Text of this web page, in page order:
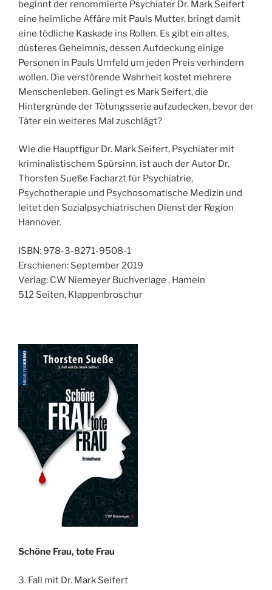
beginnt der renommierte Psychiater Dr. Mark Seifert
eine heimliche Affäre mit Pauls Mutter, bringt damit
eine tödliche Kaskade ins Rollen. Es gibt ein altes,
düsteres Geheimnis, dessen Aufdeckung einige
Personen in Pauls Umfeld um jeden Preis verhindern
wollen. Die verstörende Wahrheit kostet mehrere
Menschenleben. Gelingt es Mark Seifert, die
Hintergründe der Tötungsserie aufzudecken, bevor der
Täter ein weiteres Mal zuschlägt?
Wie die Hauptfigur Dr. Mark Seifert, Psychiater mit
kriminalistischem Spürsinn, ist auch der Autor Dr.
Thorsten Sueße Facharzt für Psychiatrie,
Psychotherapie und Psychosomatische Medizin und
leitet den Sozialpsychiatrischen Dienst der Region
Hannover.
ISBN: 978-3-8271-9508-1
Erschienen: September 2019
Verlag: CW Niemeyer Buchverlage , Hameln
512 Seiten, Klappenbroschur
Schöne Frau, tote Frau
3. Fall mit Dr. Mark Seifert